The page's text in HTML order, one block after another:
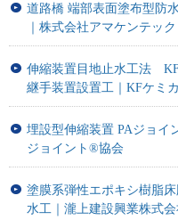
道路橋 端部表面塗布型防
｜株式会社アマケンテック
伸縮装置目地止水工法
継手装置設置工｜KFケミ
埋設型伸縮装置 PAジョイ
ジョイント®協会
塗膜系弾性エポキシ樹脂
水工｜瀧上建設興業株式会